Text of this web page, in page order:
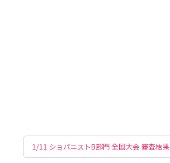
1/11 ショパニストB部門 全国大会 審査結果